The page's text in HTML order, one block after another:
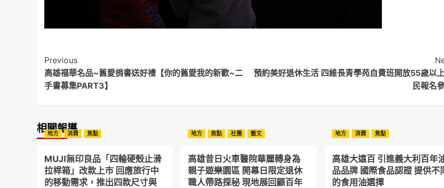
Post
Navigation
Previous
高雄福華名品~舊愛捐書送好禮【你的舊愛我的新歡~二
手書募集PART3】
預約美好退休生活 四維長青學苑自費班開放55歲以
民報名
相關報導
地方 消費 焦點
MUJI無印良品「四輪硬殼止滑
拉桿箱」改款上市 回應旅行中
的移動需求，推出四款尺寸與
地方 焦點 社團 藝文
高雄昔日火車醫院華麗轉身為
親子遊樂園區 開幕日限定退休
職人帶路探秘 現地展回顧百年
地方 消費 焦點
高雄大遠百 引進義大利百年
品品牌 國際食品認證 提供不
的食用油選擇